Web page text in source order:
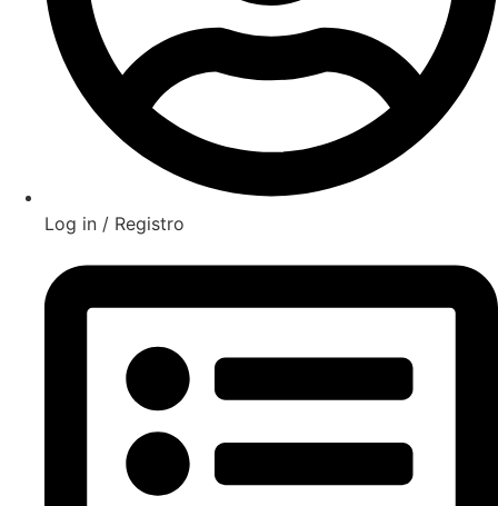
Log in / Registro